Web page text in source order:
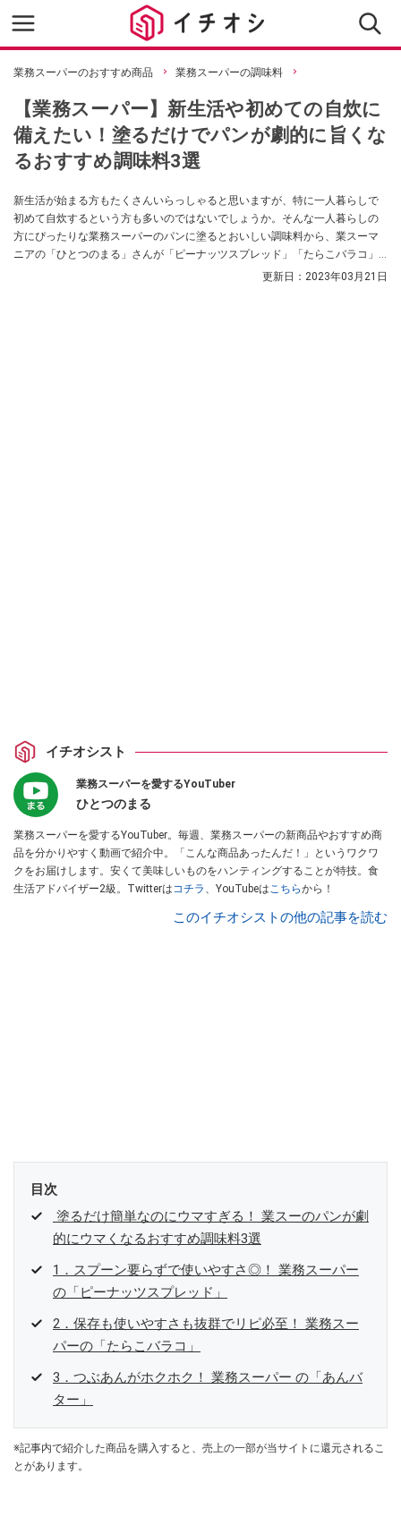
業務スーパーのおすすめ商品 業務スーパーの調味料
【業務スーパー】新生活や初めての自炊に
備えたい！塗るだけでパンが劇的に旨くな
るおすすめ調味料3選
新生活が始まる方もたくさんいらっしゃると思いますが、特に一人暮らしで
初めて自炊するという方も多いのではないでしょうか。そんな一人暮らしの
方にぴったりな業務スーパーのパンに塗るとおいしい調味料から、業スーマ
ニアの「ひとつのまる」さんが「ピーナッツスプレッド」「たらこバラコ」
「あんバター」を紹介してくれました。マンネリしがちなパンが塗るだけで
更新日： 2023年03月21日
イチオシスト
業務スーパーを愛するYouTuber
ひとつのまる
業務スーパーを愛するYouTuber。毎週、業務スーパーの新商品やおすすめ商
品を分かりやすく動画で紹介中。「こんな商品あったんだ！」というワクワ
クをお届けします。安くて美味しいものをハンティングすることが特技。食
生活アドバイザー2級。Twitterはコチラ 、YouTubeはこちらから！
このイチオシストの他の記事を読む
目次
塗るだけ簡単なのにウマすぎる！ 業スーのパンが劇
的にウマくなるおすすめ調味料3選
1．スプーン要らずで使いやすさ◎！ 業務スーパー
の「ピーナッツスプレッド」
2．保存も使いやすさも抜群でリピ必至！ 業務スー
パーの「たらこバラコ」
3．つぶあんがホクホク！ 業務スーパー の「あんバ
ター」
※記事内で紹介した商品を購入すると、売上の一部が当サイトに還元されるこ
とがあります。